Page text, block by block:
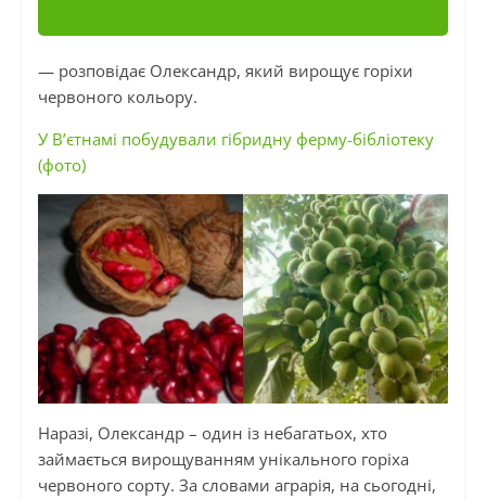
— розповідає Олександр, який вирощує горіхи
червоного кольору.
У В’єтнамі побудували гібридну ферму-бібліотеку
(фото)
Наразі, Олександр – один із небагатьох, хто
займається вирощуванням унікального горіха
червоного сорту. За словами аграрія, на сьогодні,